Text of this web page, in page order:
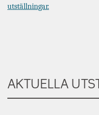
utställningar.
AKTUELLA